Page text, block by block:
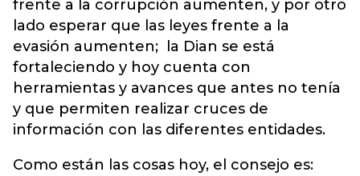
frente a la corrupción aumenten, y por otro
lado esperar que las leyes frente a la
evasión aumenten; la Dian se está
fortaleciendo y hoy cuenta con
herramientas y avances que antes no tenía
y que permiten realizar cruces de
información con las diferentes entidades.
Como están las cosas hoy, el consejo es: